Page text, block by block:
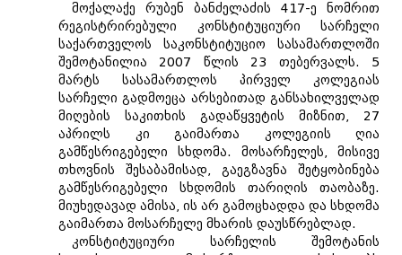
მოქალაქე რუბენ ბანძელაძის 417-ე ნომრით
რეგისტრირებული კონსტიტუციური სარჩელი
საქართველოს საკონსტიტუციო სასამართლოში
შემოტანილია 2007 წლის 23 თებერვალს. 5
მარტს სასამართლოს პირველ კოლეგიას
სარჩელი გადმოეცა არსებითად განსახილველად
მიღების საკითხის გადაწყვეტის მიზნით, 27
აპრილს კი გაიმართა კოლეგიის ღია
გამწესრიგებელი სხდომა. მოსარჩელეს, მისივე
თხოვნის შესაბამისად, გაეგზავნა შეტყობინება
გამწესრიგებელი სხდომის თარიღის თაობაზე.
მიუხედავად ამისა, ის არ გამოცხადდა და სხდომა
გაიმართა მოსარჩელე მხარის დაუსწრებლად.
კონსტიტუციური სარჩელის შემოტანის